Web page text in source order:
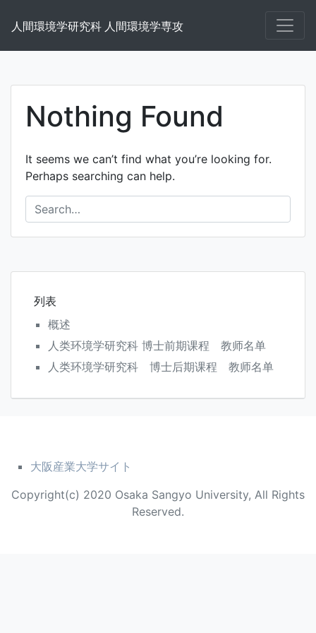
人間環境学研究科 人間環境学専攻
Nothing Found
It seems we can’t find what you’re looking for.
Perhaps searching can help.
列表
概述
人类环境学研究科 博士前期课程 教师名单
人类环境学研究科 博士后期课程 教师名单
大阪産業大学サイト
Copyright(c) 2020 Osaka Sangyo University, All Rights
Reserved.